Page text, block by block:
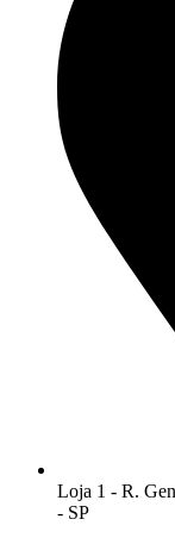
Loja 1 - R.
- SP